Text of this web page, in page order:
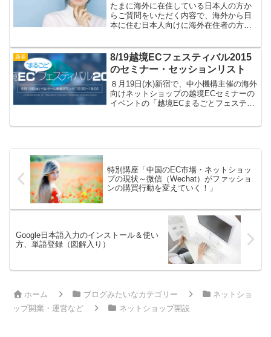
たまに海外に在住している日本人の方か
らご質問をいただく内容で、海外から日
本に住む日本人向けに海外在住者の方
利用できるものはないでしょうか？とい
うものです。日本に身内の方...
新着
8/19越境ECフェスティバル2015
のセミナー・セッションリスト
８月19日(水)新宿で、中小機構主催の海外
向けネットショップの越境ECセミナーの
イベントの「越境ECまるごとフェスティ
特別講座「中国のEC市場・ネットショッ
プの現状～微信（Wechat）がファッショ
ンの購買行動を変えていく！」
Google日本語入力のインストール＆使い
方、単語登録（図解入り）
ホーム ブログみたいなカテゴリー
ネットショ
ップ開業・運営など
ネットショップ開設